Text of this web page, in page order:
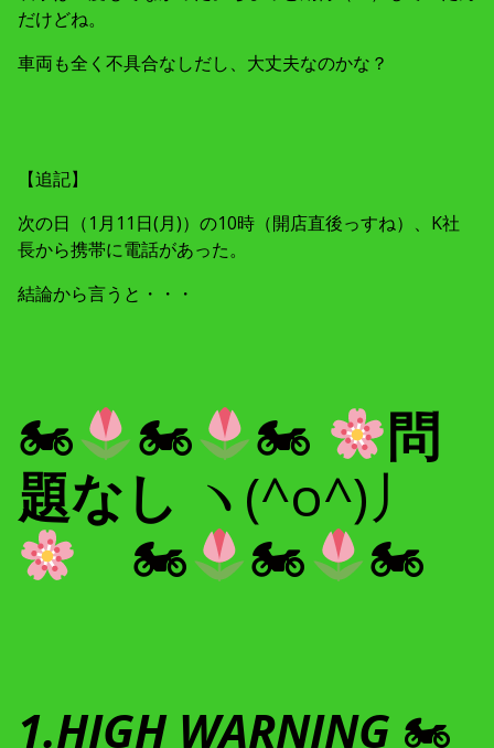
だけどね。
車両も全く不具合なしだし、大丈夫なのかな？
【追記】
次の日（1月11日(月)）の10時（開店直後っすね）、K社
長から携帯に電話があった。
結論から言うと・・・
🏍 🏍 🏍
問
題なし ヽ(^o^)丿
🏍
🏍 🏍
1.HIGH WARNING 🏍